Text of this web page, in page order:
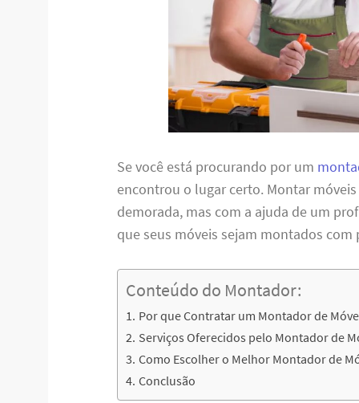
Se você está procurando por um
encontrou o lugar certo. Montar
demorada, mas com a ajuda de um
que seus móveis sejam montados com
Conteúdo do Montador:
Por que Contratar um Montador de
Serviços Oferecidos pelo Montador de
Como Escolher o Melhor Montador de
Conclusão